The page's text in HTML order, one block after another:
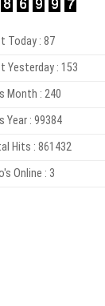
Today : 87
Yesterday : 153
Month : 240
Year : 99384
Hits : 861432
Online : 3